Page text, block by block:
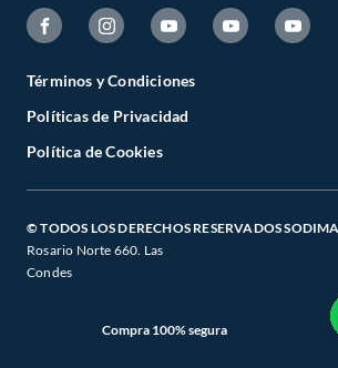
Términos y Condiciones
Políticas de Privacidad
Política de Cookies
© TODOS LOS DERECHOS RESERVADOS
Rosario Norte 660. Las
Condes
Compra 100% segura